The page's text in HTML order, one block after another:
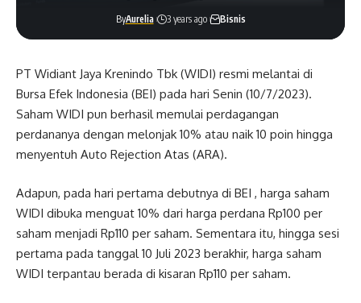
ByAurelia 3 years ago Bisnis
PT Widiant Jaya Krenindo Tbk (WIDI) resmi melantai di
Bursa Efek Indonesia (BEI) pada hari Senin (10/7/2023).
Saham WIDI pun berhasil memulai perdagangan
perdananya dengan melonjak 10% atau naik 10 poin hingga
menyentuh Auto Rejection Atas (ARA).
Adapun, pada hari pertama debutnya di BEI , harga saham
WIDI dibuka menguat 10% dari harga perdana Rp100 per
saham menjadi Rp110 per saham. Sementara itu, hingga sesi
pertama pada tanggal 10 Juli 2023 berakhir, harga saham
WIDI terpantau berada di kisaran Rp110 per saham.